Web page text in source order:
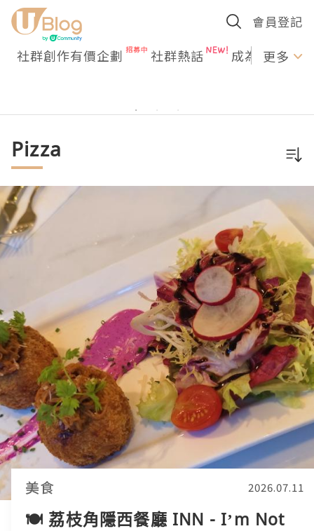
會員登記
社群創作有價企劃 社群熱話 成為U更多
Pizza
美食 2026.07.11
🍽️ 荔枝角隱西餐廳 INN - I’m Not